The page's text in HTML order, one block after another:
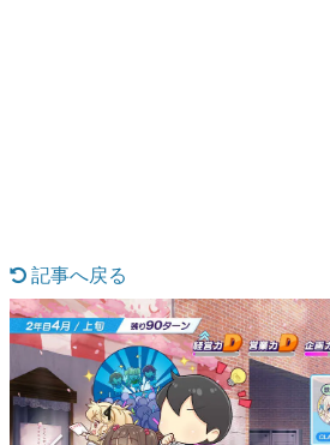
『うつヌケ』『ペンと箸』等
一先生によるゲーム業界レポ
なんでゲームは面白い？
ゲーム開発者・hamatsu氏が
具体的な形から解き明かして
です。
記事へ戻る